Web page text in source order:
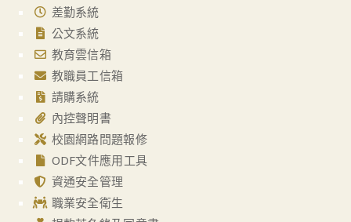
差勤系統
公文系統
教育雲信箱
教職員工信箱
請購系統
內控聲明書
校園網路問題報修
ODF文件應用工具
資通安全管理
職業安全衛生